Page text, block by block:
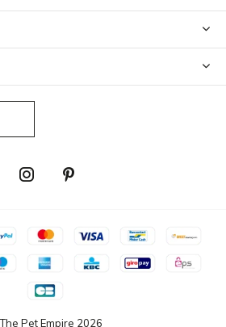
Pet Empire 2026